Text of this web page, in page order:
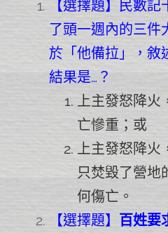
【選擇題】民數
了頭一週內的三件
於「他備拉」，敘
結果是…？
上主發怒降
亡慘重；或
上主發怒降
只焚毀了營地
何傷亡。
【選擇題】 百姓要